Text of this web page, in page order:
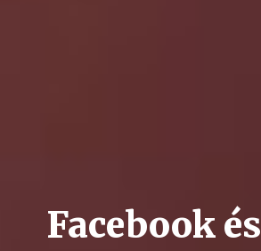
Facebook és